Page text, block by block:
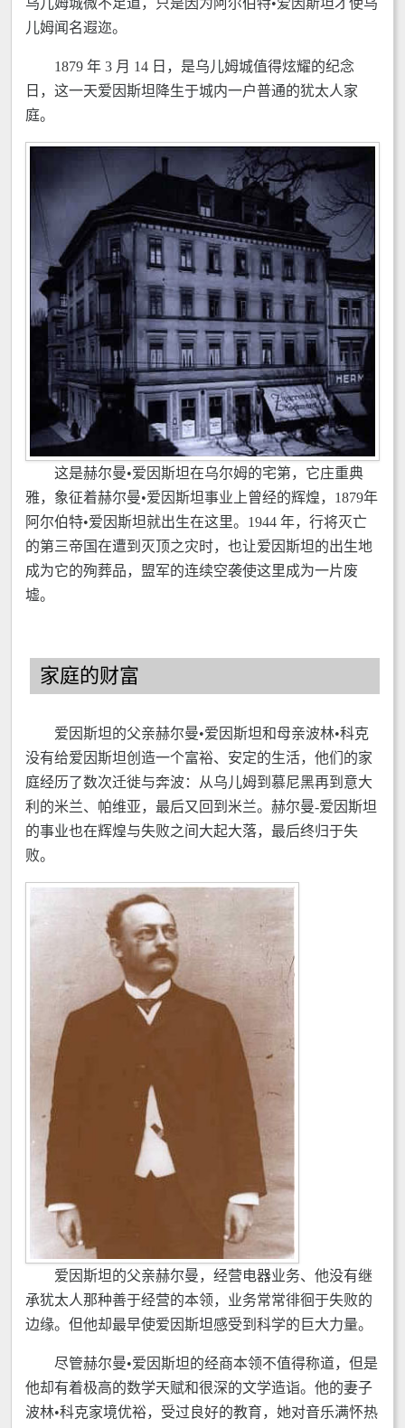
乌儿姆城微不足道，只是因为阿尔伯特•爱因斯坦才使乌
儿姆闻名遐迩。
1879 年 3 月 14 日，是乌儿姆城值得炫耀的纪念
日，这一天爱因斯坦降生于城内一户普通的犹太人家
庭。
这是赫尔曼•爱因斯坦在乌尔姆的宅第，它庄重典
雅，象征着赫尔曼•爱因斯坦事业上曾经的辉煌，1879年
阿尔伯特•爱因斯坦就出生在这里。1944 年，行将灭亡
的第三帝国在遭到灭顶之灾时，也让爱因斯坦的出生地
成为它的殉葬品，盟军的连续空袭使这里成为一片废
墟。
家庭的财富
爱因斯坦的父亲赫尔曼•爱因斯坦和母亲波林•科克
没有给爱因斯坦创造一个富裕、安定的生活，他们的家
庭经历了数次迁徙与奔波：从乌儿姆到慕尼黑再到意大
利的米兰、帕维亚，最后又回到米兰。赫尔曼-爱因斯坦
的事业也在辉煌与失败之间大起大落，最后终归于失
败。
爱因斯坦的父亲赫尔曼，经营电器业务、他没有继
承犹太人那种善于经营的本领，业务常常徘徊于失败的
边缘。但他却最早使爱因斯坦感受到科学的巨大力量。
尽管赫尔曼•爱因斯坦的经商本领不值得称道，但是
他却有着极高的数学天赋和很深的文学造诣。他的妻子
波林•科克家境优裕，受过良好的教育，她对音乐满怀热